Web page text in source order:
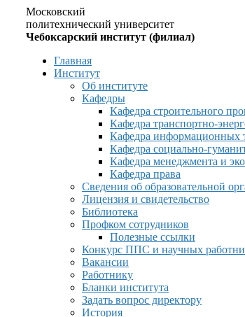
Московский
политехнический университет
Чебоксарский институт (филиал)
Главная
Институт
Об институте
Кафедры
Кафедра строительного
Кафедра транспортно-
Кафедра информационных
Кафедра социально-
Кафедра менеджмента и
Кафедра права
Сведения об образовательной
Лицензия и свидетельство
Библиотека
Профком сотрудников
Полезные ссылки
Конкурс ППС и научных
Вакансии
Работнику
Бланки института
Задать вопрос директору
История